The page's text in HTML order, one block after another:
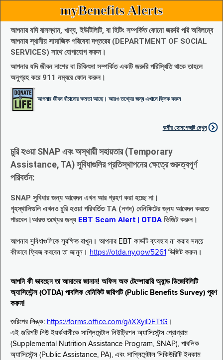
myBenefits Alerts
আপনার যদি বাসস্থান, খাদ্য, ইউটিলিটি, বা হিটিং সম্পর্কিত কোনো জরুরি পরি অবিলম্বে
আপনার স্থানীয় সামাজিক পরিষেবা দপ্তরের (DEPARTMENT OF SOCIAL
SERVICES) সাথে যোগাযোগ করুন।
আপনার যদি জীবন নাশের বা চিকিৎসা সম্পর্কিত একটি জরুরি পরিস্থিতি থাকে তাহলে
অনুগ্রহ করে 911 নম্বরে ফোন করুন।
আপনার জীবন বাঁচানোর ক্ষমতা আছে। আরও তথ্যের জন্য এখানে ক্লিক করুন
কর্মীর হোমপেজটি দেখুন
চুরি হওয়া SNAP এবং অস্থায়ী সহায়তার (Temporary
Assistance, TA) সুবিধাগুলির প্রতিস্থাপনের ক্ষেত্রে গুরুত্বপূর্ণ
পরিবর্তন:
SNAP সুবিধার জন্য আবেদন এখন আর গ্রহণ করা হচ্ছে না।
গৃহস্থালিগুলি এখনও চুরি হওয়া পরিবর্তিত TA (নগদ) বেনিফিটের জ্নয আবেদন করতে
পারবেন।আরও তথ্যের জন্য EBT Scam Alert | OTDA ভিজিট করুন।
আপনার সুবিধাগুলিকে সুরক্ষিত রাখুন। আপনার EBT কার্ডটি ব্যবহার না করার সময়ে
কীভাবে ফ্রিজ করবেন তা জানুন। https://otda.ny.gov/5261 ভিজিট করুন।
আপনি কী ভাবছেন তা আমাদের জানান! অফিস অফ টেম্পোরারি অ্যান্ড ডিজেবিলিটি
অ্যাসিস্টেন্স (OTDA) পাবলিক বেনিফিট জরিপটি (Public Benefits Survey) পূরণ
করুন!
জরিপের লিঙ্ক: https://forms.office.com/g/iXXyiDETtG ।
এই জরিপটি নিউ ইয়র্কবাসীকে সাপ্লিমেন্টাল নিউট্রিশন অ্যাসিস্টেন্স প্রোগ্রাম
(Supplemental Nutrition Assistance Program, SNAP), পাবলিক
অ্যাসিস্টেন্স (Public Assistance, PA), এবং সাপ্লিমেন্টাল সিকিউরিটি ইনকাম